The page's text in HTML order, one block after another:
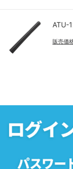
ATU-
販売価